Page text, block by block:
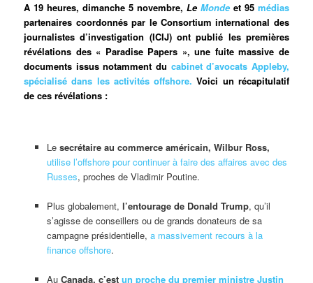
A 19 heures, dimanche 5 novembre, Le Monde et 95 médias
partenaires coordonnés par le Consortium international des
journalistes d’investigation (ICIJ) ont publié les premières
révélations des « Paradise Papers », une fuite massive de
documents issus notamment du cabinet d’avocats Appleby,
spécialisé dans les activités offshore. Voici un récapitulatif
de ces révélations :
Le secrétaire au commerce américain, Wilbur Ross,
utilise l’offshore pour continuer à faire des affaires avec des
Russes, proches de Vladimir Poutine.
Plus globalement, l’entourage de Donald Trump, qu’il
s’agisse de conseillers ou de grands donateurs de sa
campagne présidentielle, a massivement recours à la
finance offshore.
Au Canada, c’est un proche du premier ministre Justin